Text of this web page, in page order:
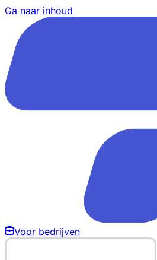
Ga naar inhoud
Voor bedrijven